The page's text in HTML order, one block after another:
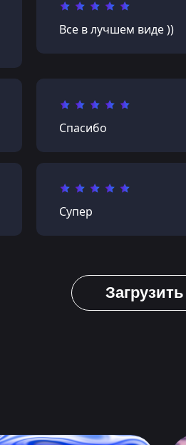
Все в лучшем виде ))
Спасибо
Супер